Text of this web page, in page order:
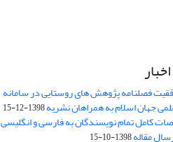
فصلنامه پژوهش های روستایی در سامانه
جهان اسلام به همراهان نشریه1398-12-15
کامل تمام نویسندگان به فارسی و انگلیسی
مقاله1398-10-15